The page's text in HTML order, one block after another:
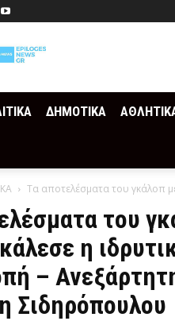
ΔΗΜΟΤΙΚΑ
Τα αποτελέσματα του γκάλοπ
του
η
–
Σιδηρόπουλου